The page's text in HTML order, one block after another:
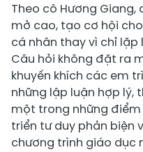
Theo cô Hương
mở cao, tạo cơ hội
cá nhân thay vì chỉ
Câu hỏi không đặt ra
khuyến khích các em
những lập luận hợp lý,
một trong những
triển tư duy phản biện
chương trình giáo dục